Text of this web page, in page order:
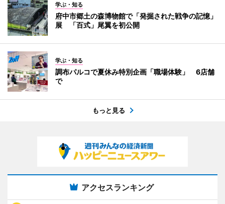
学ぶ・知る
府中市郷土の森博物館で「発掘された戦争の記憶」
展 「百式」尾翼を初公開
学ぶ・知る
調布パルコで夏休み特別企画「職場体験」 6店舗
で
もっと見る
アクセスランキング